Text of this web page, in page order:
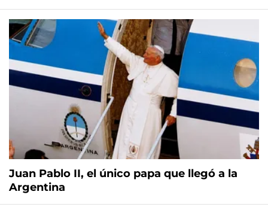
Juan Pablo II, el único papa que llegó a la
Argentina